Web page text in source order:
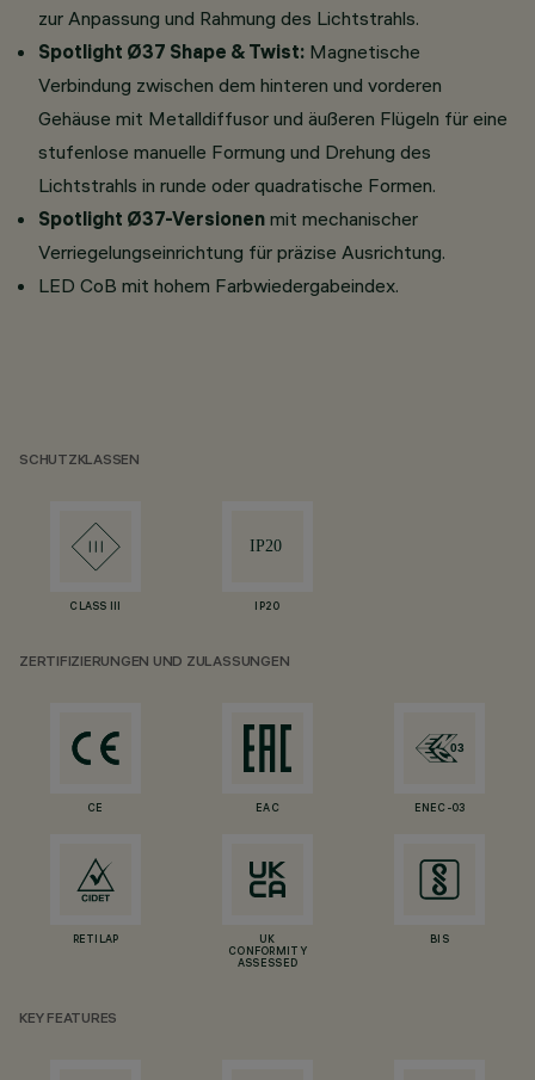
zur Anpassung und Rahmung des Lichtstrahls.
Spotlight Ø37 Shape & Twist: Magnetische
Verbindung zwischen dem hinteren und vorderen
Gehäuse mit Metalldiffusor und äußeren Flügeln für eine
stufenlose manuelle Formung und Drehung des
Lichtstrahls in runde oder quadratische Formen.
Spotlight Ø37-Versionen mit mechanischer
Verriegelungseinrichtung für präzise Ausrichtung.
LED CoB mit hohem Farbwiedergabeindex.
SCHUTZKLASSEN
CLASS III IP20
ZERTIFIZIERUNGEN UND ZULASSUNGEN
CE EAC ENEC-03
RETILAP
UK
CONFORMITY
ASSESSED
BIS
KEY FEATURES